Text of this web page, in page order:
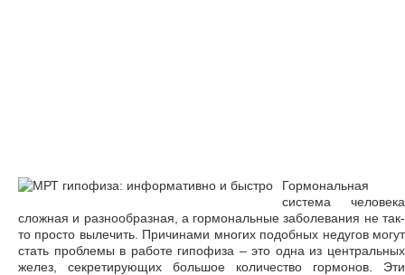
Гормональная
система человека
сложная и разнообразная, а гормональные заболевания не так-
то просто вылечить. Причинами многих подобных недугов могут
стать проблемы в работе гипофиза – это одна из центральных
желез, секретирующих большое количество гормонов. Эти